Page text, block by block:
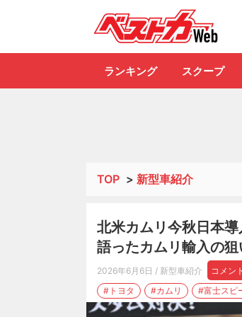
ランキング スクープ
TOP > 新型車紹介
北米カムリ今秋日本
語ったカムリ輸入の
2026年6月6日 / 新型車紹介 コメン
#トヨタ
#カムリ #富士スピ